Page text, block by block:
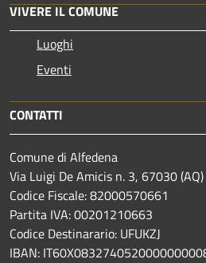
VIVERE IL COMUNE
Luoghi
Eventi
CONTATTI
Comune di Alfedena
Via Luigi De Amicis n. 3, 67030 (AQ)
Codice Fiscale: 82000570661
Partita IVA: 00201210663
Codice Destinarario: UFUKZJ
IBAN: